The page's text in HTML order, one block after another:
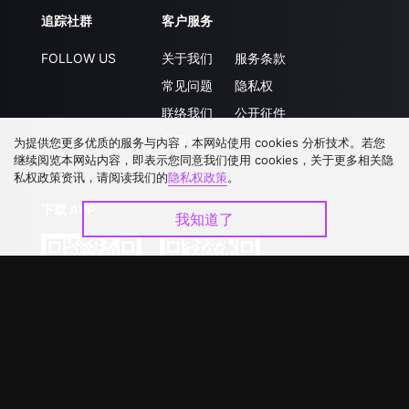
追踪社群
FOLLOW US
客户服务
关于我们
常见问题
联络我们
升级VIP
服务条款
隐私权
公开征件
合作洽談
为提供您更多优质的服务与内容，本网站使用 cookies 分析技术。若您
继续阅览本网站内容，即表示您同意我们使用 cookies，关于更多相关隐
私权政策资讯，请阅读我们的隐私权政策。
我知道了